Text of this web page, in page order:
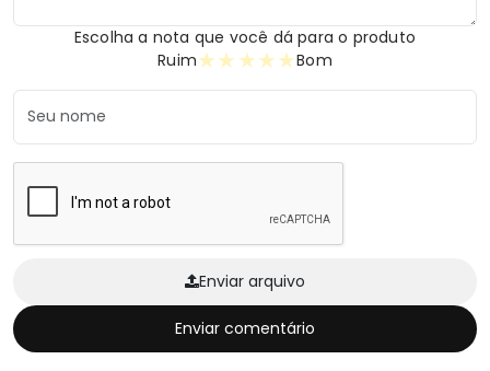
Escolha a nota que você dá para o produto
Ruim
★
★
★
★
★ Bom
Enviar arquivo
Enviar comentário